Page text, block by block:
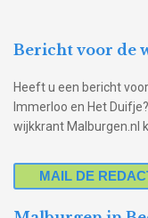
Bericht voor de
Heeft u een bericht
Immerloo en Het
wijkkrant Malburgen.nl
MAIL DE